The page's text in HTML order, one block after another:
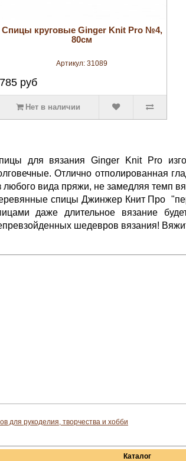
увеличить
Спицы круговые Ginger Knit Pro №4,
80см
Артикул:31089
785руб
Нет в наличии
для вязания Ginger Knit Pro
Отлично отполированная
любого вида пряжи, не замедляя темп
спицы Джинжер Книт Про
даже длительное вязание
шедевров вязания!
для рукоделия, творчества и хобби
Каталог